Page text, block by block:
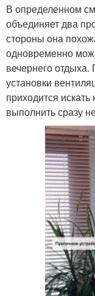
В определенном
объединяет два
стороны она
одновременно
вечернего
установки
приходится
выполнить сразу